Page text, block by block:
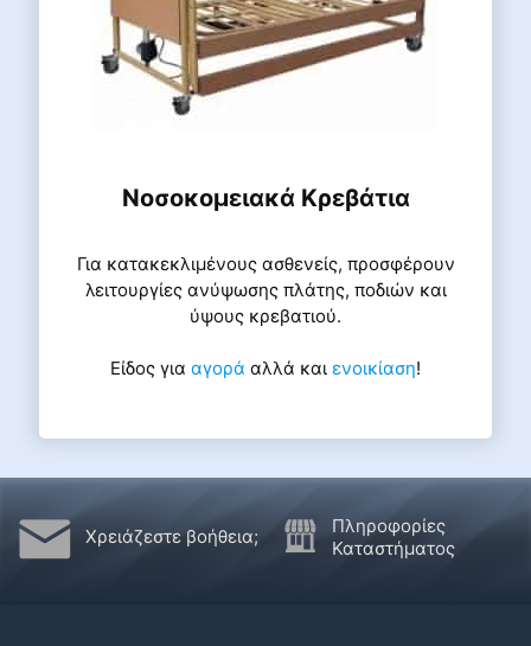
Νοσοκομειακά Κρεβάτια
Για κατακεκλιμένους ασθενείς, προσφέρουν
λειτουργίες ανύψωσης πλάτης, ποδιών και
ύψους κρεβατιού.
Είδος για αγορά αλλά και ενοικίαση!
Χρειάζεστε βοήθεια;
Πληροφορίες
Καταστήματος